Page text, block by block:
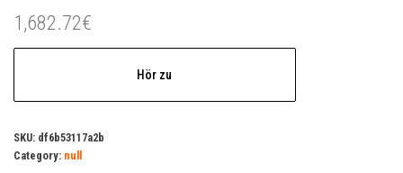
1,682.72€
Hör zu
SKU: df6b53117a2b
Category: null